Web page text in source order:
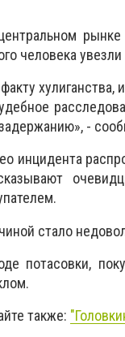
человека
-
инцидента
стало
потасовки,
также: "